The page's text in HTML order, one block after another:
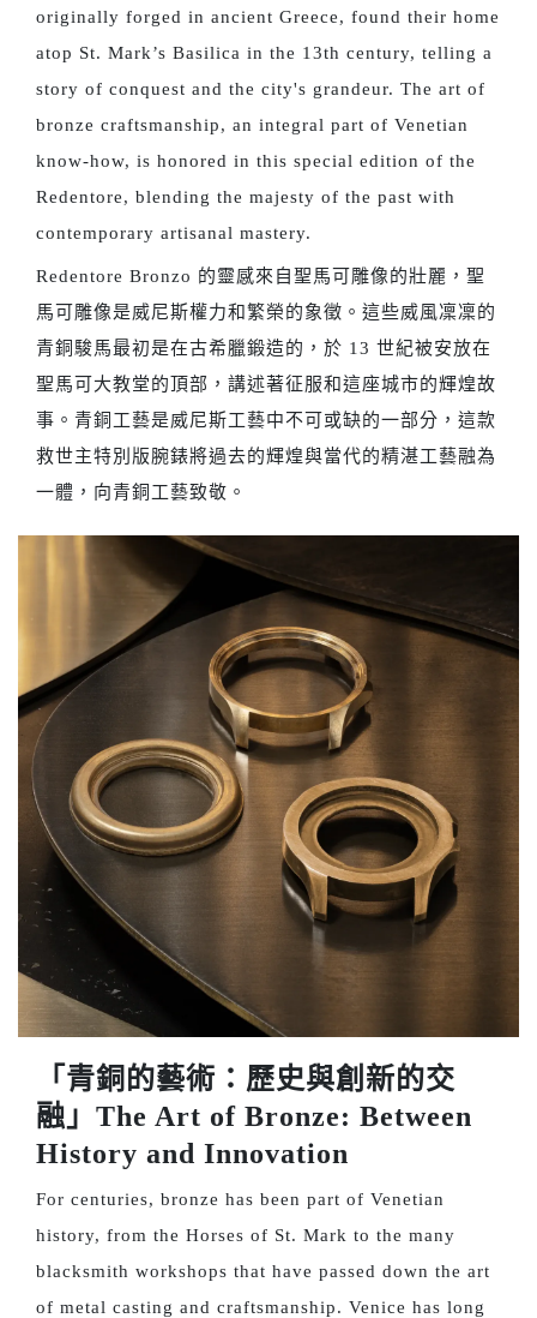
originally forged in ancient Greece, found their home
atop St. Mark’s Basilica in the 13th century, telling a
story of conquest and the city's grandeur. The art of
bronze craftsmanship, an integral part of Venetian
know-how, is honored in this special edition of the
Redentore, blending the majesty of the past with
contemporary artisanal mastery.
Redentore Bronzo 的靈感來自聖馬可雕像的壯麗，聖
馬可雕像是威尼斯權力和繁榮的象徵。這些威風凜凜的
青銅駿馬最初是在古希臘鍛造的，於 13 世紀被安放在
聖馬可大教堂的頂部，講述著征服和這座城市的輝煌故
事。青銅工藝是威尼斯工藝中不可或缺的一部分，這款
救世主特別版腕錶將過去的輝煌與當代的精湛工藝融為
一體，向青銅工藝致敬。
「青銅的藝術：歷史與創新的交
融」The Art of Bronze: Between
History and Innovation
For centuries, bronze has been part of Venetian
history, from the Horses of St. Mark to the many
blacksmith workshops that have passed down the art
of metal casting and craftsmanship. Venice has long